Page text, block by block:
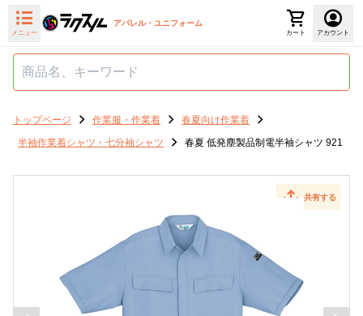
メニュー
アパレル・ユニフォーム
カート アカウント
トップページ 作業服・作業着
春夏向け作業着
半袖作業着シャツ・七分袖シャツ
春夏 低発塵製品制電半袖シャツ 921
共有する